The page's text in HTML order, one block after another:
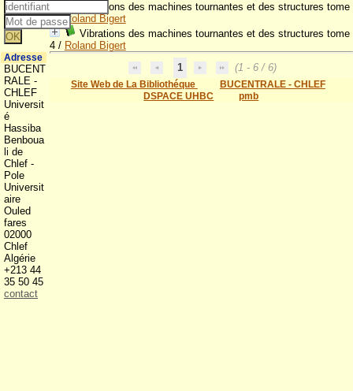
Vibrations des machines tournantes et des structures tome
3/Roland Bigert
Vibrations des machines tournantes et des structures tome
4/ Roland Bigert
1
(1 - 6 / 6)
Site Web de La Bibliothéque
BUCENTRALE - CHLEF
DSPACE UHBC
pmb
Adresse
BUCENT
RALE -
CHLEF
Universit
é
Hassiba
Benboua
li de
Chlef -
Pole
Universit
aire
Ouled
fares
02000
Chlef
Algérie
+213 44
35 50 45
contact